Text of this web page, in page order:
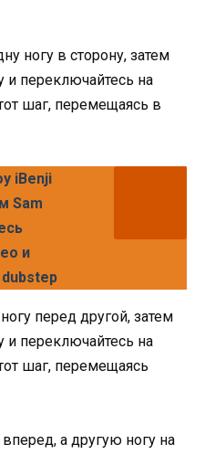
ногу в сторону, затем
и переключайтесь на
шаг, перемещаясь в
iBenji
Sam
и
перед другой, затем
и переключайтесь на
шаг, перемещаясь
вперед, а другую ногу на